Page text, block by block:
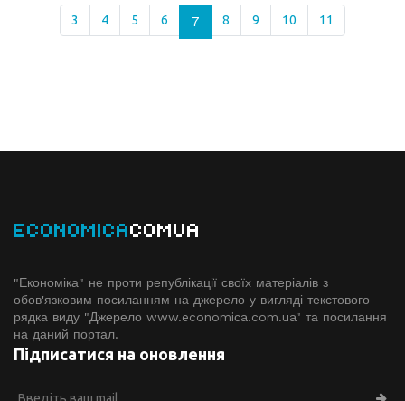
3 4 5 6 7 8 9 10 11
ECONOMICACOMUA
"Економіка" не проти републікації своїх матеріалів з
обов'язковим посиланням на джерело у вигляді текстового
рядка виду "Джерело www.economiсa.com.ua" та посилання
на даний портал.
Підписатися на оновлення